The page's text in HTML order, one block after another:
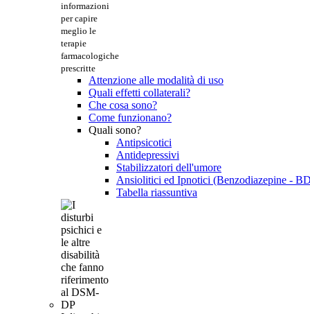
informazioni
per capire
meglio le
terapie
farmacologiche
prescritte
Attenzione alle modalità di uso
Quali effetti collaterali?
Che cosa sono?
Come funzionano?
Quali sono?
Antipsicotici
Antidepressivi
Stabilizzatori dell'umore
Ansiolitici ed Ipnotici (Benzodiazepine -
Tabella riassuntiva